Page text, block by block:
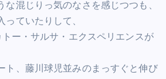
な混じりっ気のなさを感じつつも、
っていたりして、
トー・サルサ・エクスペリエンスが
ト、藤川球児並みのまっすぐと伸び